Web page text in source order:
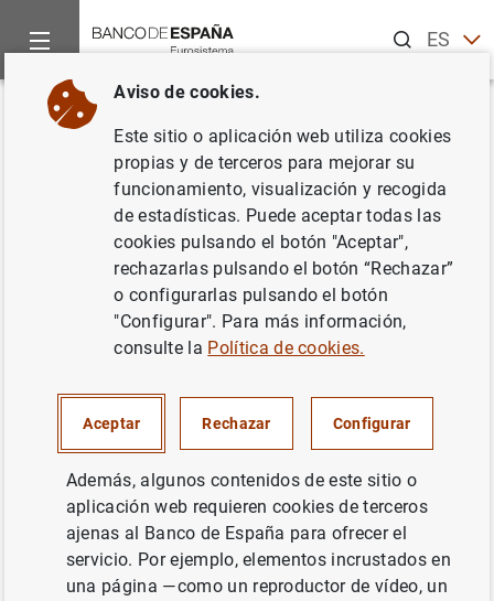
ESEN
Inicio Noticias y eventos
Volver
Balanza de pagos de la zona del
euro en febrero de 2012 y
posición de inversión
internacional al final de 2011
febrero de 2012 y posición de inversión
internacional al final de 2011 (251KB)
Aviso de cookies.
Este sitio o aplicación web utiliza cookies
propias y de terceros para mejorar su
funcionamiento, visualización y recogida
de estadísticas. Puede aceptar todas las
cookies pulsando el botón "Aceptar",
rechazarlas pulsando el botón “Rechazar”
o configurarlas pulsando el botón
"Configurar". Para más información,
consulte la Política de cookies.
Aceptar Rechazar Configurar
Además, algunos contenidos de este sitio o
aplicación web requieren cookies de terceros
ajenas al Banco de España para ofrecer el
servicio. Por ejemplo, elementos incrustados en
una página —como un reproductor de vídeo, un